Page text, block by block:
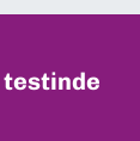
testinde